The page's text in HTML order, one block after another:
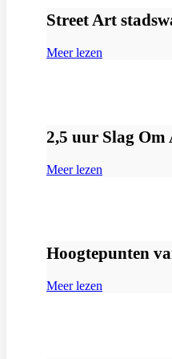
Street Art
Meer lezen
2,5 uur Slag
Meer lezen
Hoogtepunten
Meer lezen